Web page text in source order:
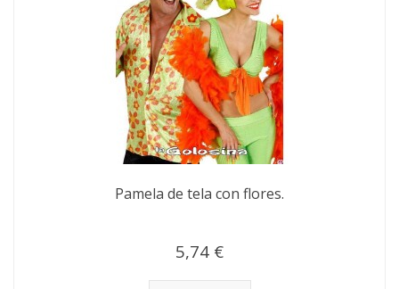
Pamela de tela con flores.
5,74 €